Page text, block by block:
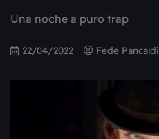
Una noche a puro trap
22/04/2022 Fede Pancaldi